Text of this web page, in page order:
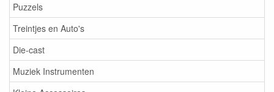
Puzzels
Treintjes en Auto's
Die-cast
Muziek Instrumenten